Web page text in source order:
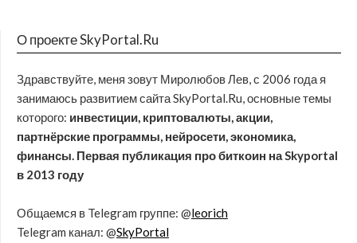
О проекте SkyPortal.Ru
Здравствуйте, меня зовут Миролюбов Лев, с 2006 года я
занимаюсь развитием сайта SkyPortal.Ru, основные темы
которого: инвестиции, криптовалюты, акции,
партнёрские программы, нейросети, экономика,
финансы. Первая публикация про биткоин на Skyportal
в 2013 году
Общаемся в Telegram группе: @leorich
Telegram канал: @SkyPortal